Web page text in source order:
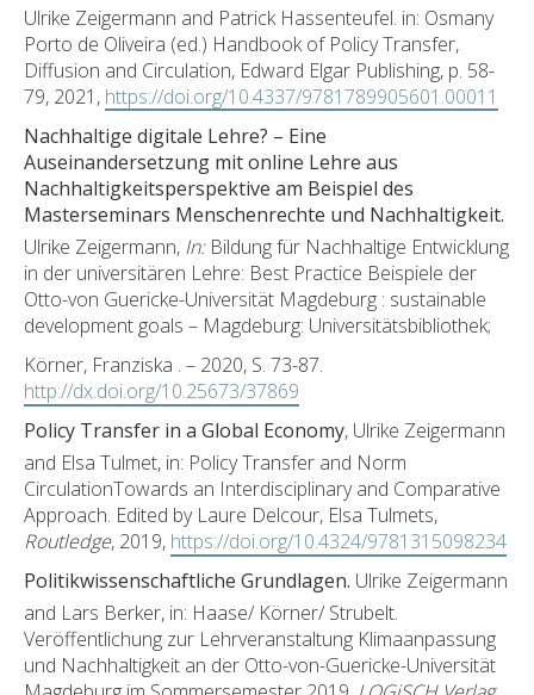
Ulrike Zeigermann and Patrick Hassenteufel. in: Osmany
Porto de Oliveira (ed.) Handbook of Policy Transfer,
Diffusion and Circulation, Edward Elgar Publishing, p. 58-
79, 2021, https://doi.org/10.4337/9781789905601.00011
Nachhaltige digitale Lehre? – Eine
Auseinandersetzung mit online Lehre aus
Nachhaltigkeitsperspektive am Beispiel des
Masterseminars Menschenrechte und Nachhaltigkeit.
Ulrike Zeigermann, In: Bildung für Nachhaltige Entwicklung
in der universitären Lehre: Best Practice Beispiele der
Otto-von Guericke-Universität Magdeburg : sustainable
development goals – Magdeburg: Universitätsbibliothek;
Körner, Franziska . – 2020, S. 73-87.
http://dx.doi.org/10.25673/37869
Policy Transfer in a Global Economy, Ulrike Zeigermann
and Elsa Tulmet, in: Policy Transfer and Norm
CirculationTowards an Interdisciplinary and Comparative
Approach. Edited by Laure Delcour, Elsa Tulmets,
Routledge, 2019, https://doi.org/10.4324/9781315098234
Politikwissenschaftliche Grundlagen. Ulrike Zeigermann
and Lars Berker, in: Haase/ Körner/ Strubelt.
Veröffentlichung zur Lehrveranstaltung Klimaanpassung
und Nachhaltigkeit an der Otto-von-Guericke-Universität